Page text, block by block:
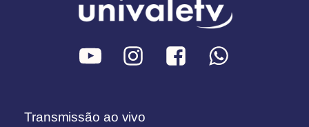
Transmissão ao vivo